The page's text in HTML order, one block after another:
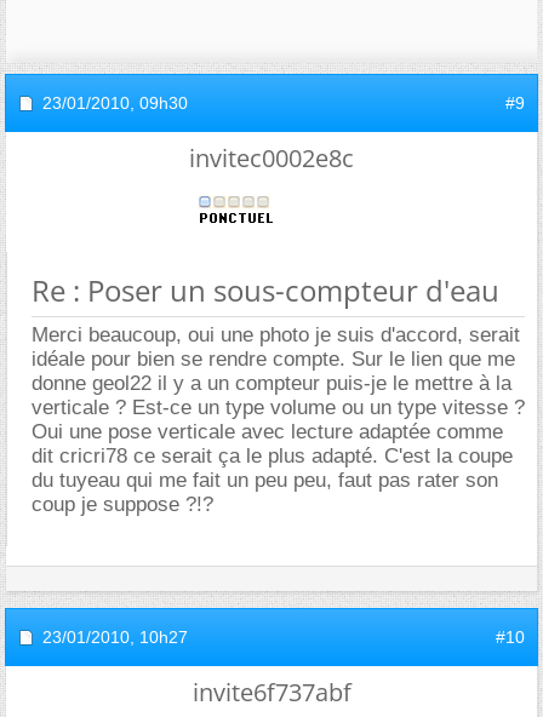
23/01/2010, 09h30 #9
invitec0002e8c
Re : Poser un sous-compteur d'eau
Merci beaucoup, oui une photo je suis d'accord, serait
idéale pour bien se rendre compte. Sur le lien que me
donne geol22 il y a un compteur puis-je le mettre à la
verticale ? Est-ce un type volume ou un type vitesse ?
Oui une pose verticale avec lecture adaptée comme
dit cricri78 ce serait ça le plus adapté. C'est la coupe
du tuyeau qui me fait un peu peu, faut pas rater son
coup je suppose ?!?
23/01/2010, 10h27 #10
invite6f737abf